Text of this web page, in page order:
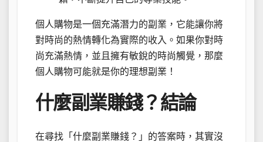
個人購物是一個充滿潛力的副業，它能讓你將
對時尚的熱情轉化為實際的收入。如果你對時
尚充滿熱情，並且擁有敏銳的時尚觸覺，那麼
個人購物可能就是你的理想副業！
什麼副業賺錢？結論
在尋找「什麼副業賺錢？」的答案時，其實沒